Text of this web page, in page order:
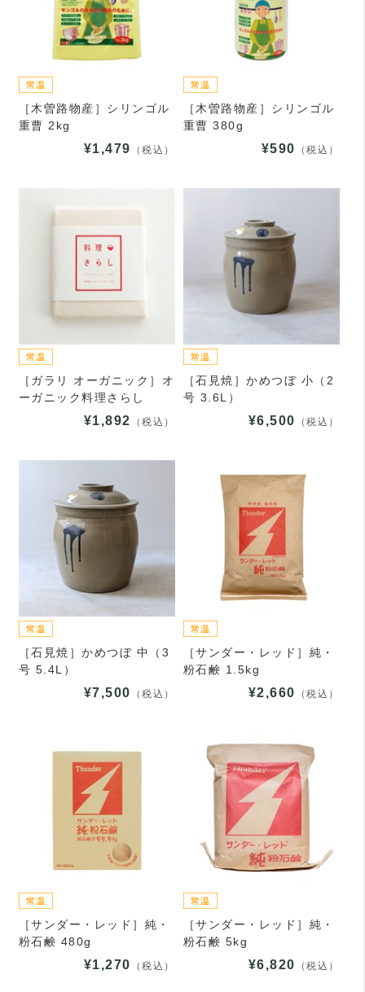
［木曽路物産］シリンゴル
重曹 2kg
¥1,479 （税込）
［木曽路物産］シリンゴル
重曹 380g
¥590 （税込）
［ガラリ オーガニック］オ
ーガニック料理さらし
¥1,892 （税込）
［石見焼］かめつぼ 小（2
号 3.6L）
¥6,500 （税込）
［石見焼］かめつぼ 中（3
号 5.4L）
¥7,500 （税込）
［サンダー・レッド］純・
粉石鹸 1.5kg
¥2,660 （税込）
［サンダー・レッド］純・
粉石鹸 480g
¥1,270 （税込）
［サンダー・レッド］純・
粉石鹸 5kg
¥6,820 （税込）